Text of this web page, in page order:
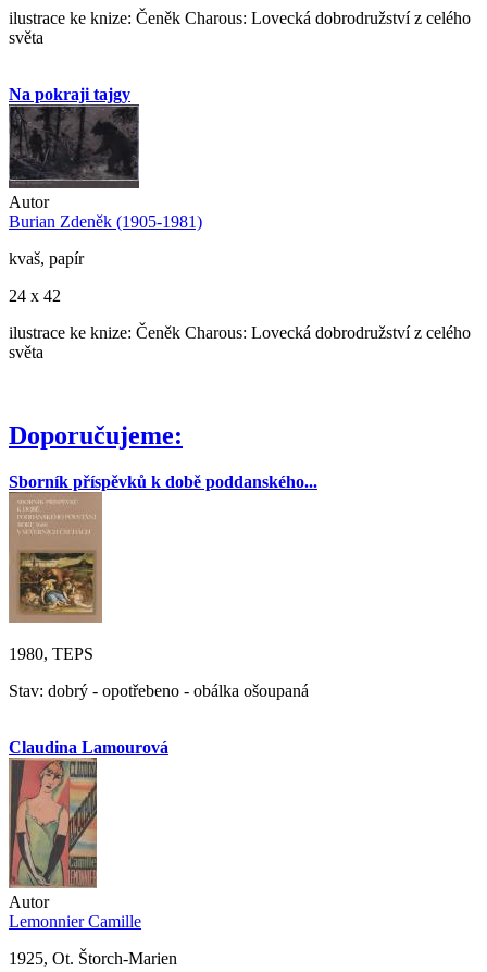
ilustrace ke knize: Čeněk Charous: Lovecká dobrodružství z celého
světa
Na pokraji tajgy
Autor
Burian Zdeněk (1905-1981)
kvaš, papír
24 x 42
ilustrace ke knize: Čeněk Charous: Lovecká dobrodružství z celého
světa
Doporučujeme:
Sborník příspěvků k době poddanského...
1980, TEPS
Stav: dobrý - opotřebeno - obálka ošoupaná
Claudina Lamourová
Autor
Lemonnier Camille
1925, Ot. Štorch-Marien